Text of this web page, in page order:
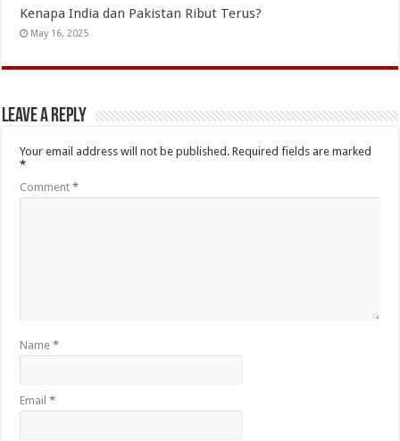
Kenapa India dan Pakistan Ribut Terus?
May 16, 2025
Leave a Reply
Your email address will not be published. Required fields are marked
*
Comment*
Name*
Email*